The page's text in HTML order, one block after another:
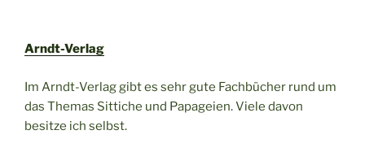
Arndt-Verlag
Im Arndt-Verlag gibt es sehr gute Fachbücher rund um
das Themas Sittiche und Papageien. Viele davon
besitze ich selbst.